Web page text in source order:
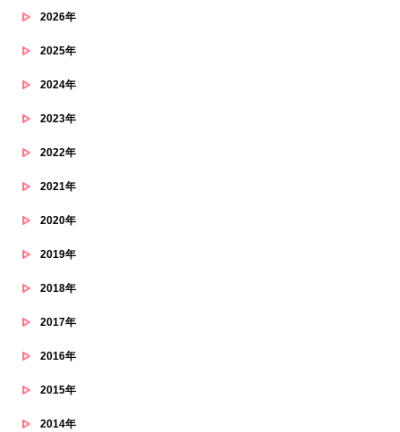
2026年
2025年
2024年
2023年
2022年
2021年
2020年
2019年
2018年
2017年
2016年
2015年
2014年